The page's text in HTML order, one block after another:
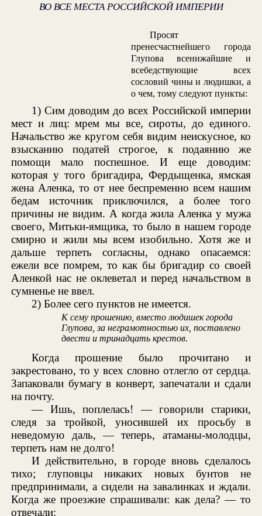
ВО ВСЕ МЕСТА РОССИЙСКОЙ ИМПЕРИИ
Просят
пренесчастнейшего города
Глупова всенижайшие и
всебедствующие всех
сословий чины и людишки, а
о чем, тому следуют пункты:
1) Сим доводим до всех Российской империи
мест и лиц: мрем мы все, сироты, до единого.
Начальство же кругом себя видим неискусное, ко
взысканию податей строгое, к подаянию же
помощи мало поспешное. И еще доводим:
которая у того бригадира, Фердыщенка, ямская
жена Аленка, то от нее беспременно всем нашим
бедам источник приключился, а более того
причины не видим. А когда жила Аленка у мужа
своего, Митьки-ямщика, то было в нашем городе
смирно и жили мы всем изобильно. Хотя же и
дальше терпеть согласны, однако опасаемся:
ежели все помрем, то как бы бригадир со своей
Аленкой нас не оклеветал и перед начальством в
сумненье не ввел.
2) Более сего пунктов не имеется.
К сему прошению, вместо людишек города
Глупова, за неграмотностью их, поставлено
двести и тринадцать крестов.
Когда прошение было прочитано и
закрестовано, то у всех словно отлегло от сердца.
Запаковали бумагу в конверт, запечатали и сдали
на почту.
— Ишь, поплелась! — говорили старики,
следя за тройкой, уносившей их просьбу в
неведомую даль, — теперь, атаманы-молодцы,
терпеть нам не долго!
И действительно, в городе вновь сделалось
тихо; глуповцы никаких новых бунтов не
предпринимали, а сидели на завалинках и ждали.
Когда же проезжие спрашивали: как дела? — то
отвечали: